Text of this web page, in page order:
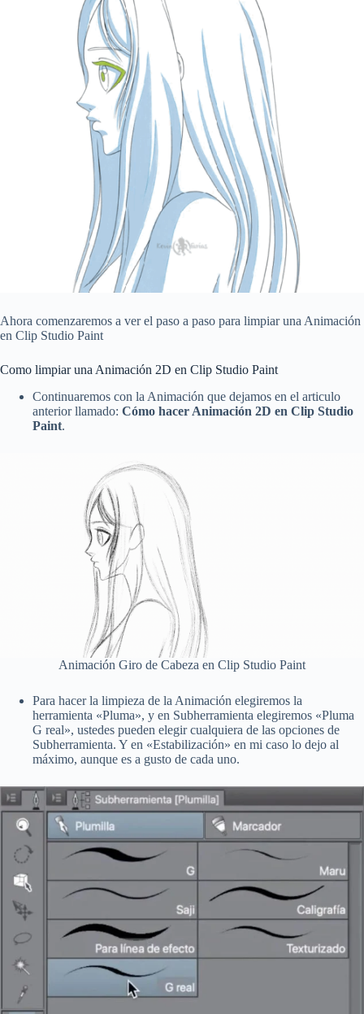
Ahora comenzaremos a ver el paso a paso para limpiar una Animación
en Clip Studio Paint
Como limpiar una Animación 2D en Clip Studio Paint
Continuaremos con la Animación que dejamos en el articulo
anterior llamado: Cómo hacer Animación 2D en Clip Studio
Paint.
Animación Giro de Cabeza en Clip Studio Paint
Para hacer la limpieza de la Animación elegiremos la
herramienta «Pluma», y en Subherramienta elegiremos «Pluma
G real», ustedes pueden elegir cualquiera de las opciones de
Subherramienta. Y en «Estabilización» en mi caso lo dejo al
máximo, aunque es a gusto de cada uno.